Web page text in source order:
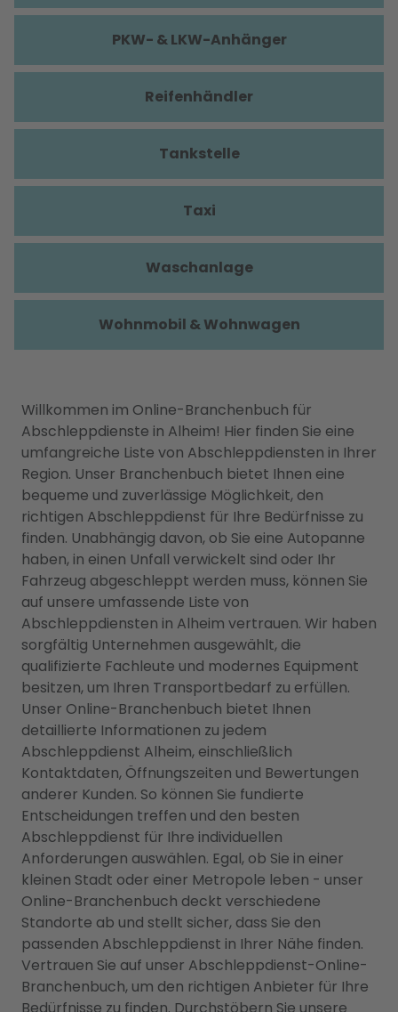
Willkommen im Online-Branchenbuch für
Abschleppdienste in Alheim! Hier finden Sie eine
umfangreiche Liste von Abschleppdiensten in Ihrer
Region. Unser Branchenbuch bietet Ihnen eine
bequeme und zuverlässige Möglichkeit, den
richtigen Abschleppdienst für Ihre Bedürfnisse zu
finden. Unabhängig davon, ob Sie eine Autopanne
haben, in einen Unfall verwickelt sind oder Ihr
Fahrzeug abgeschleppt werden muss, können Sie
auf unsere umfassende Liste von
Abschleppdiensten in Alheim vertrauen. Wir haben
sorgfältig Unternehmen ausgewählt, die
qualifizierte Fachleute und modernes Equipment
besitzen, um Ihren Transportbedarf zu erfüllen.
Unser Online-Branchenbuch bietet Ihnen
detaillierte Informationen zu jedem
Abschleppdienst Alheim, einschließlich
Kontaktdaten, Öffnungszeiten und Bewertungen
anderer Kunden. So können Sie fundierte
Entscheidungen treffen und den besten
Abschleppdienst für Ihre individuellen
Anforderungen auswählen. Egal, ob Sie in einer
kleinen Stadt oder einer Metropole leben - unser
Online-Branchenbuch deckt verschiedene
Standorte ab und stellt sicher, dass Sie den
passenden Abschleppdienst in Ihrer Nähe finden.
Vertrauen Sie auf unser Abschleppdienst-Online-
Branchenbuch, um den richtigen Anbieter für Ihre
PKW- & LKW-Anhänger
Reifenhändler
Tankstelle
Taxi
Waschanlage
Wohnmobil & Wohnwagen